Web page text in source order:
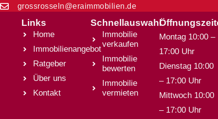
grossrosseln@eraimmobilien.de
Links
Home
Immobilienangebot
Ratgeber
Über uns
Kontakt
Schnellauswahl
Immobilie
verkaufen
Immobilie
bewerten
Immobilie
vermieten
Montag 10:00 –
17:00 Uhr
Dienstag 10:00
– 17:00 Uhr
Mittwoch 10:00
– 17:00 Uhr